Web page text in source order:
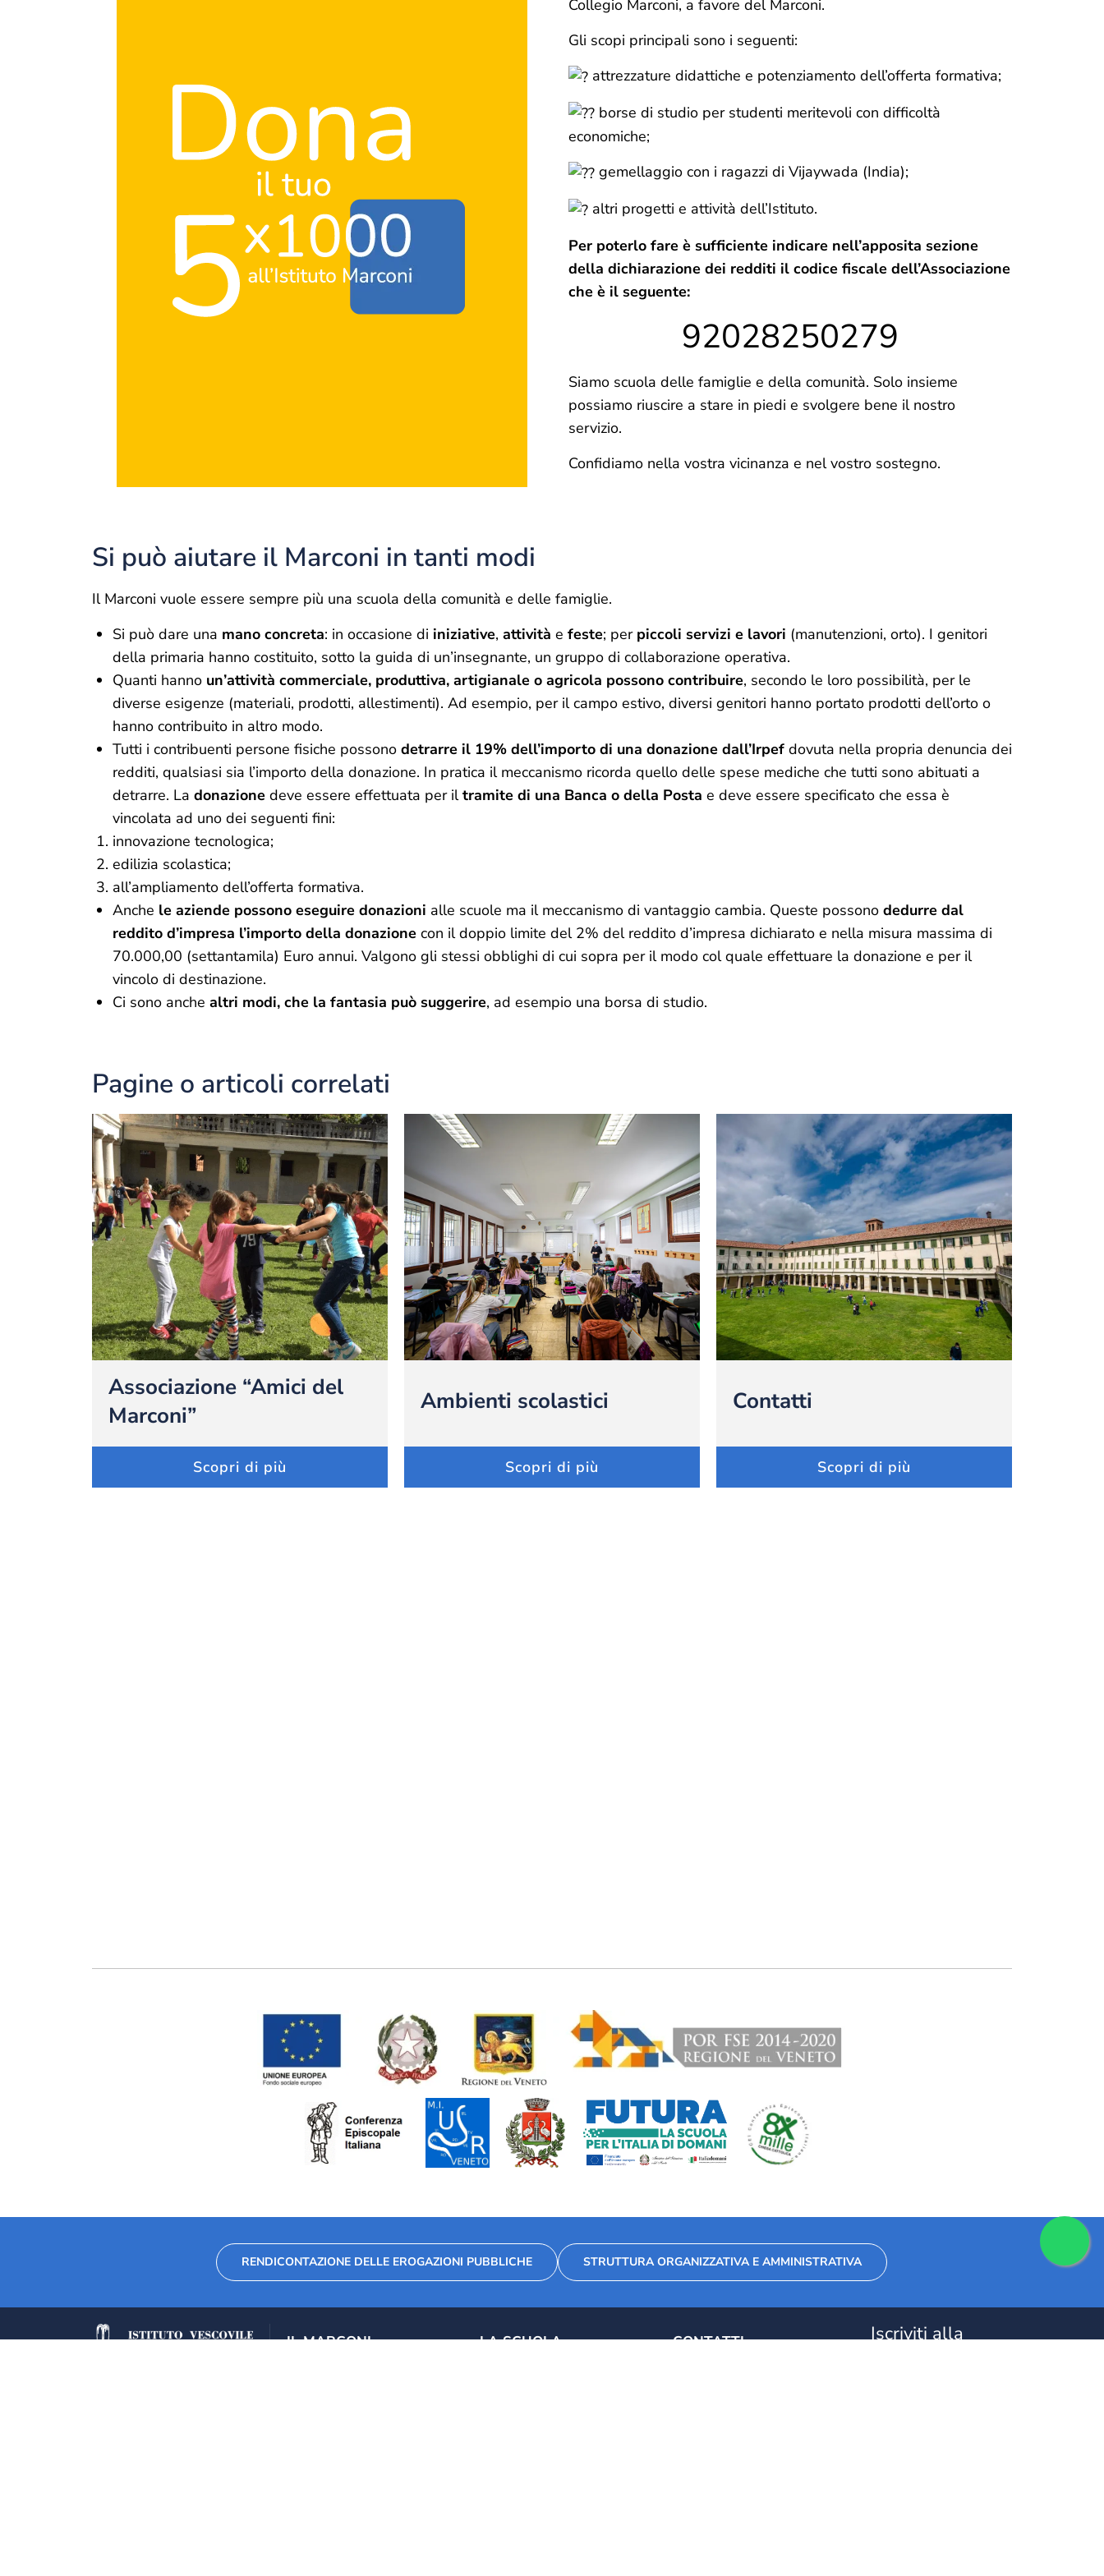
Collegio Marconi, a favore del Marconi.
Gli scopi principali sono i seguenti:
attrezzature didattiche e potenziamento dell’offerta formativa;
borse di studio per studenti meritevoli con difficoltà
economiche;
gemellaggio con i ragazzi di Vijaywada (India);
altri progetti e attività dell’Istituto.
Per poterlo fare è sufficiente indicare nell’apposita sezione
della dichiarazione dei redditi il codice fiscale dell’Associazione
che è il seguente:
92028250279
Siamo scuola delle famiglie e della comunità. Solo insieme
possiamo riuscire a stare in piedi e svolgere bene il nostro
servizio.
Confidiamo nella vostra vicinanza e nel vostro sostegno.
Si può aiutare il Marconi in tanti modi
Il Marconi vuole essere sempre più una scuola della comunità e delle famiglie.
Si può dare una mano concreta: in occasione di iniziative, attività e feste; per piccoli servizi e lavori (manutenzioni, orto). I genitori
della primaria hanno costituito, sotto la guida di un’insegnante, un gruppo di collaborazione operativa.
Quanti hanno un’attività commerciale, produttiva, artigianale o agricola possono contribuire, secondo le loro possibilità, per le
diverse esigenze (materiali, prodotti, allestimenti). Ad esempio, per il campo estivo, diversi genitori hanno portato prodotti dell’orto o
hanno contribuito in altro modo.
Tutti i contribuenti persone fisiche possono detrarre il 19% dell’importo di una donazione dall’Irpef dovuta nella propria denuncia dei
redditi, qualsiasi sia l’importo della donazione. In pratica il meccanismo ricorda quello delle spese mediche che tutti sono abituati a
detrarre. La donazione deve essere effettuata per iltramite di una Banca o della Posta e deve essere specificato che essa è
vincolata ad uno dei seguenti fini:
innovazione tecnologica;
edilizia scolastica;
all’ampliamento dell’offerta formativa.
Anche le aziende possono eseguire donazioni alle scuole ma il meccanismo di vantaggio cambia. Queste possono dedurre dal
reddito d’impresa l’importo della donazione con il doppio limite del 2% del reddito d’impresa dichiarato e nella misura massima di
70.000,00 (settantamila) Euro annui. Valgono gli stessi obblighi di cui sopra per il modo col quale effettuare la donazione e per il
vincolo di destinazione.
Ci sono anche altri modi, che la fantasia può suggerire, ad esempio una borsa di studio.
Pagine o articoli correlati
Associazione “Amici del
Marconi”
Scopri di più
Ambienti scolastici
Scopri di più
Contatti
Scopri di più
RENDICONTAZIONE DELLE EROGAZIONI PUBBLICHE STRUTTURA ORGANIZZATIVA E AMMINISTRATIVA
IL MARCONI LA SCUOLA CONTATTI
Iscriviti alla